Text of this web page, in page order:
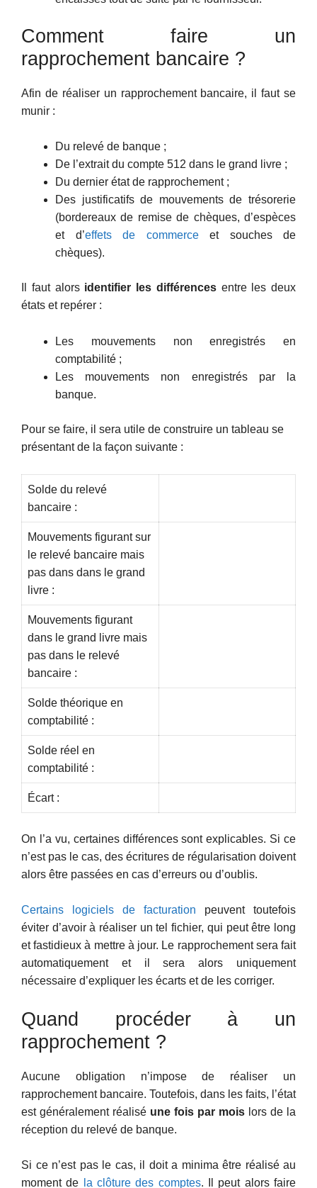
Comment faire un
rapprochement bancaire ?
Afin de réaliser un rapprochement bancaire, il faut se
munir :
Du relevé de banque ;
De l’extrait du compte 512 dans le grand livre ;
Du dernier état de rapprochement ;
Des justificatifs de mouvements de trésorerie
(bordereaux de remise de chèques, d’espèces
et d’effets de commerceet souches de
chèques).
Il faut alors identifier les différences entre les deux
états et repérer :
Les mouvements non enregistrés en
comptabilité ;
Les mouvements non enregistrés par la
banque.
Pour se faire, il sera utile de construire un tableau se
présentant de la façon suivante :
Solde du relevé
bancaire :
Mouvements figurant sur
le relevé bancaire mais
pas dans dans le grand
livre :
Mouvements figurant
dans le grand livre mais
pas dans le relevé
bancaire :
Solde théorique en
comptabilité :
Solde réel en
comptabilité :
Écart :
On l’a vu, certaines différences sont explicables. Si ce
n’est pas le cas, des écritures de régularisation doivent
alors être passées en cas d’erreurs ou d’oublis.
Certains logiciels de facturation peuvent toutefois
éviter d’avoir à réaliser un tel fichier, qui peut être long
et fastidieux à mettre à jour. Le rapprochement sera fait
automatiquement et il sera alors uniquement
nécessaire d’expliquer les écarts et de les corriger.
Quand procéder à un
rapprochement ?
Aucune obligation n’impose de réaliser un
rapprochement bancaire. Toutefois, dans les faits, l’état
est généralement réalisé une fois par mois lors de la
réception du relevé de banque.
Si ce n’est pas le cas, il doit a minima être réalisé au
moment de
la clôture des comptes. Il peut alors faire